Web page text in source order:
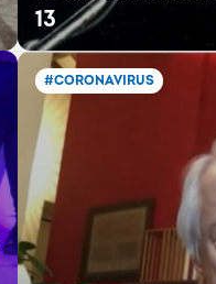
13
#CORONAVIRUS